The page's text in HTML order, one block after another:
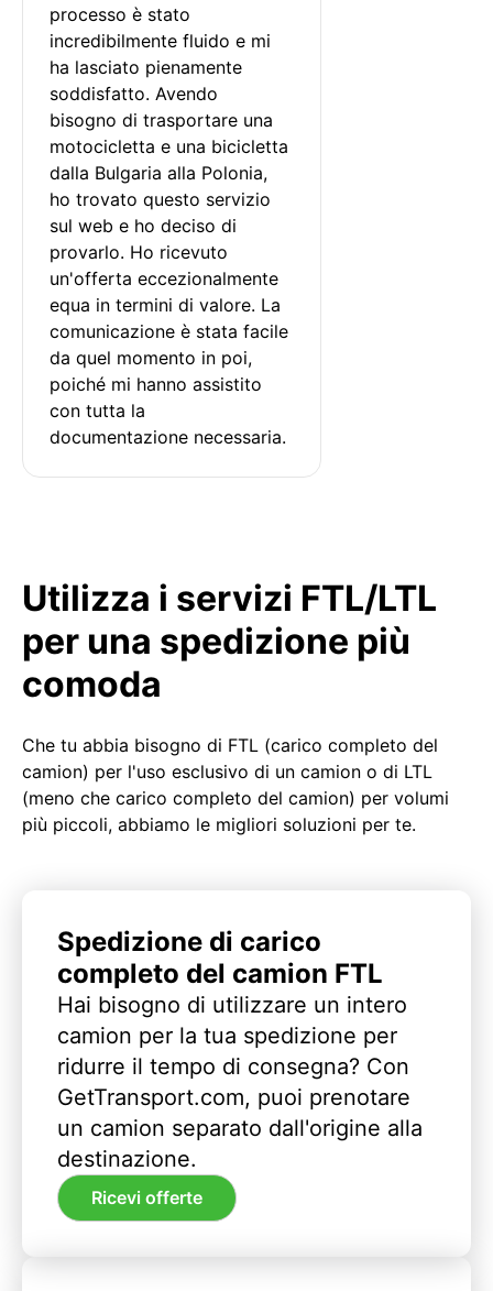
processo è stato
incredibilmente fluido e mi
ha lasciato pienamente
soddisfatto. Avendo
bisogno di trasportare una
motocicletta e una bicicletta
dalla Bulgaria alla Polonia,
ho trovato questo servizio
sul web e ho deciso di
provarlo. Ho ricevuto
un'offerta eccezionalmente
equa in termini di valore. La
comunicazione è stata facile
da quel momento in poi,
poiché mi hanno assistito
con tutta la
documentazione necessaria.
Utilizza i servizi FTL/LTL
per una spedizione più
comoda
Che tu abbia bisogno di FTL (carico completo del
camion) per l'uso esclusivo di un camion o di LTL
(meno che carico completo del camion) per volumi
più piccoli, abbiamo le migliori soluzioni per te.
Spedizione di carico
completo del camion FTL
Hai bisogno di utilizzare un intero
camion per la tua spedizione per
ridurre il tempo di consegna? Con
GetTransport.com, puoi prenotare
un camion separato dall'origine alla
destinazione.
Ricevi offerte